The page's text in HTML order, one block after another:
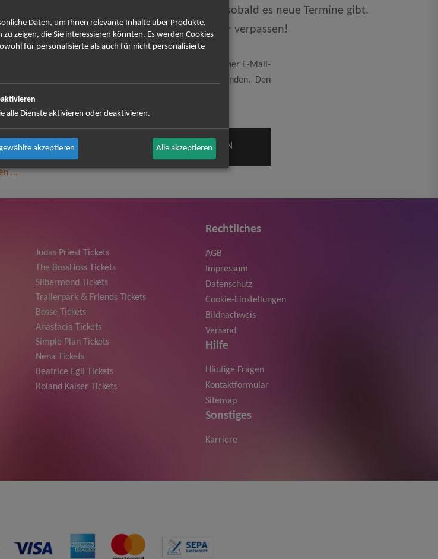
Wir informieren dich jedoch gerne direkt, sobald es neue Termine gibt.
und keine Angebote und Tourdaten mehr verpassen!
abonnieren und bin daher mit einer Speicherung meiner E-Mail-
entsprechend der
einverstanden. Den
...
Judas Priest Tickets
The BossHoss Tickets
Silbermond Tickets
Trailerpark & Friends Tickets
Bosse Tickets
Anastacia Tickets
Simple Plan Tickets
Nena Tickets
Beatrice Egli Tickets
Roland Kaiser Tickets
Rechtliches
AGB
Impressum
Datenschutz
Cookie-Einstellungen
Bildnachweis
Versand
Hilfe
Häufige Fragen
Kontaktformular
Sitemap
Sonstiges
Karriere
Daten, um Ihnen relevante Inhalte über Produkte,
zeigen, die Sie interessieren könnten. Es werden Cookies
für personalisierte als auch für nicht personalisierte
alle Dienste aktivieren oder deaktivieren.
akzeptieren Alle akzeptieren